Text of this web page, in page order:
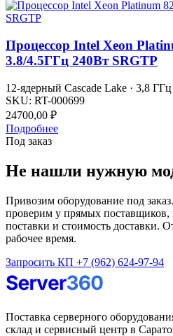
Процессор Intel Xeon
3.8/4.5ГГц 240Вт SRGTP
12-ядерный Cascade Lake · 3,8
SKU: RT-000699
24700,00 ₽
Подробнее
Под заказ
Не нашли нужную
Привозим оборудование под
проверим у прямых поставщиков,
поставки и стоимость доставки.
рабочее время.
Запросить КП +7 (962) 624-97-94
Поставка серверного
склад и сервисный центр в